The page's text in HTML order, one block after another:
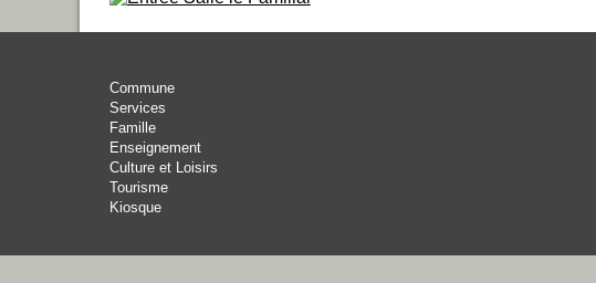
Commune
Services
Famille
Enseignement
Culture et Loisirs
Tourisme
Kiosque